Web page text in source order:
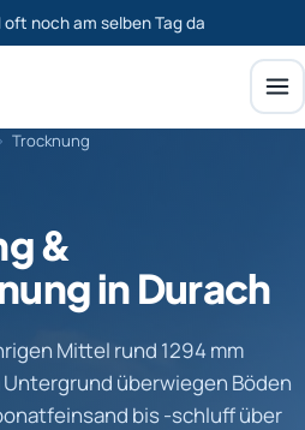
noch am selben Tag da
› Trocknung
&
in Durach
Mittel rund 1294 mm
überwiegen Böden
bis -schluff über